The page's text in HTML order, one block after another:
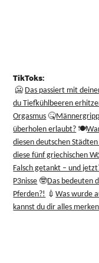
TikToks:
🥶 Das passiert mit
du Tiefkühlbeeren
Orgasmus 🤒
überholen erlaubt? 🍽️
diesen deutschen
diese fünf griechischen
Falsch getankt – und
P3nisse 🤓Das bedeuten
Pferden?! 💉Was wurde
kannst du dir alles merken